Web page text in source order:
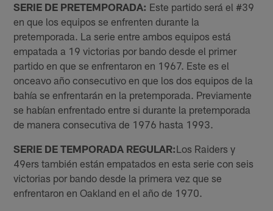
SERIE DE PRETEMPORADA: Este partido será el #39
en que los equipos se enfrenten durante la
pretemporada. La serie entre ambos equipos está
empatada a 19 victorias por bando desde el primer
partido en que se enfrentaron en 1967. Este es el
onceavo año consecutivo en que los dos equipos de la
bahía se enfrentarán en la pretemporada. Previamente
se habían enfrentado entre si durante la pretemporada
de manera consecutiva de 1976 hasta 1993.
SERIE DE TEMPORADA REGULAR:Los Raiders y
49ers también están empatados en esta serie con seis
victorias por bando desde la primera vez que se
enfrentaron en Oakland en el año de 1970.